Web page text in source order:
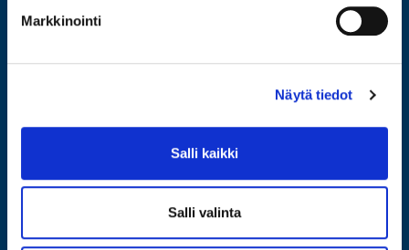
Markkinointi
Näytä tiedot
Salli kaikki
Salli valinta
lainaat itseltäsi. Tervetuloa johonkin neljästä
konttoristamme ilmaiseen arviointiin!